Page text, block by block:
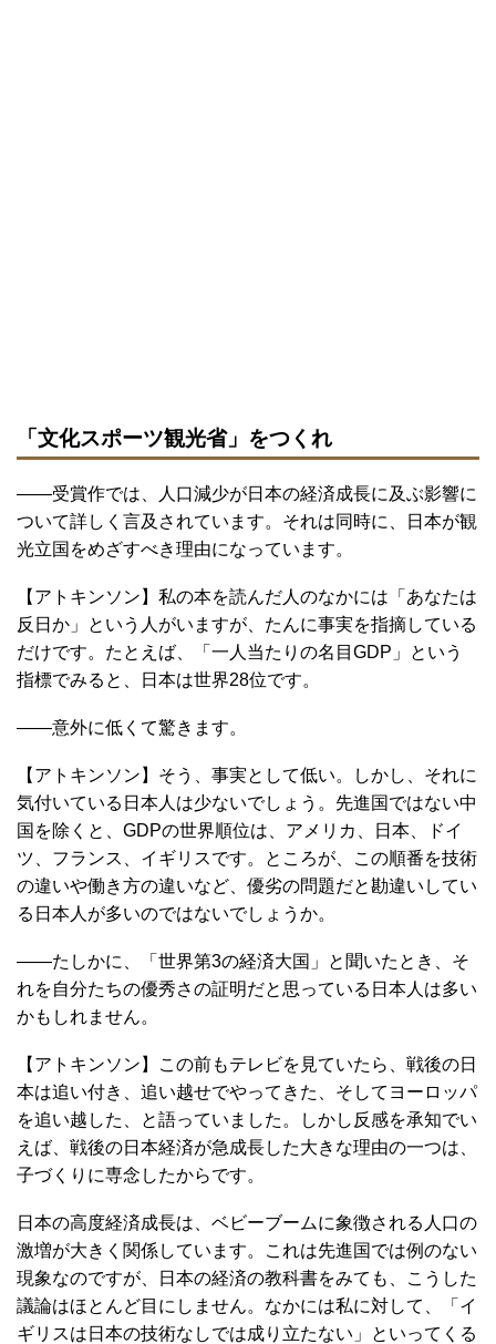
「文化スポーツ観光省」をつくれ
――受賞作では、人口減少が日本の経済成長に及ぶ影響に
ついて詳しく言及されています。それは同時に、日本が観
光立国をめざすべき理由になっています。
【アトキンソン】私の本を読んだ人のなかには「あなたは
反日か」という人がいますが、たんに事実を指摘している
だけです。たとえば、「一人当たりの名目GDP」という
指標でみると、日本は世界28位です。
――意外に低くて驚きます。
【アトキンソン】そう、事実として低い。しかし、それに
気付いている日本人は少ないでしょう。先進国ではない中
国を除くと、GDPの世界順位は、アメリカ、日本、ドイ
ツ、フランス、イギリスです。ところが、この順番を技術
の違いや働き方の違いなど、優劣の問題だと勘違いしてい
る日本人が多いのではないでしょうか。
――たしかに、「世界第3の経済大国」と聞いたとき、そ
れを自分たちの優秀さの証明だと思っている日本人は多い
かもしれません。
【アトキンソン】この前もテレビを見ていたら、戦後の日
本は追い付き、追い越せでやってきた、そしてヨーロッパ
を追い越した、と語っていました。しかし反感を承知でい
えば、戦後の日本経済が急成長した大きな理由の一つは、
子づくりに専念したからです。
日本の高度経済成長は、ベビーブームに象徴される人口の
激増が大きく関係しています。これは先進国では例のない
現象なのですが、日本の経済の教科書をみても、こうした
議論はほとんど目にしません。なかには私に対して、「イ
ギリスは日本の技術なしでは成り立たない」といってくる